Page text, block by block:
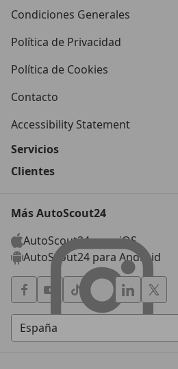
Condiciones Generales
Política de Privacidad
Política de Cookies
Contacto
Accessibility Statement
Servicios
Clientes
Más AutoScout24
AutoScout24 para iOS
AutoScout24 para Android